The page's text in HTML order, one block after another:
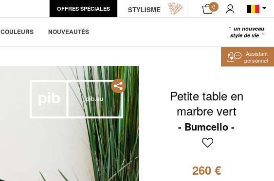
OFFRES SPÉCIALES STYLISME 0
COULEURS NOUVEAUTÉS
un nouveau
style de vie
AJOUTER AU PANIER
Petite table en
marbre vert
Bumcello
260 €
Assistant
personnel